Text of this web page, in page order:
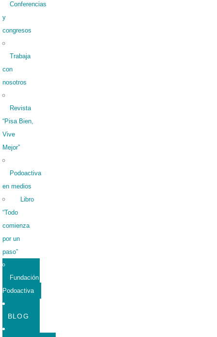
Conferencias
y
congresos
Trabaja
con
nosotros
Revista
“Pisa Bien,
Vive
Mejor”
Podoactiva
en medios
Libro
“Todo
comienza
por un
paso”
Fundación
Podoactiva
BLOG